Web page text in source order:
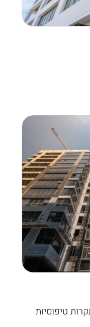
טיפוסיות